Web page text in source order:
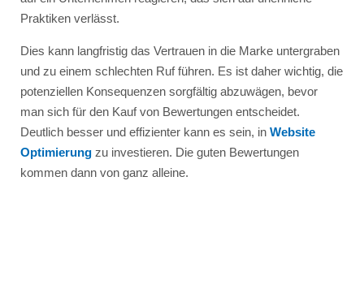
Praktiken verlässt.
Dies kann langfristig das Vertrauen in die Marke untergraben
und zu einem schlechten Ruf führen. Es ist daher wichtig, die
potenziellen Konsequenzen sorgfältig abzuwägen, bevor
man sich für den Kauf von Bewertungen entscheidet.
Deutlich besser und effizienter kann es sein, in Website
Optimierungzu investieren. Die guten Bewertungen
kommen dann von ganz alleine.